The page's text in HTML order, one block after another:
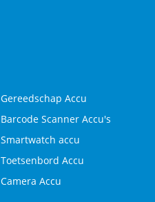
Gereedschap Accu
Barcode Scanner Accu's
Smartwatch accu
Toetsenbord Accu
Camera Accu